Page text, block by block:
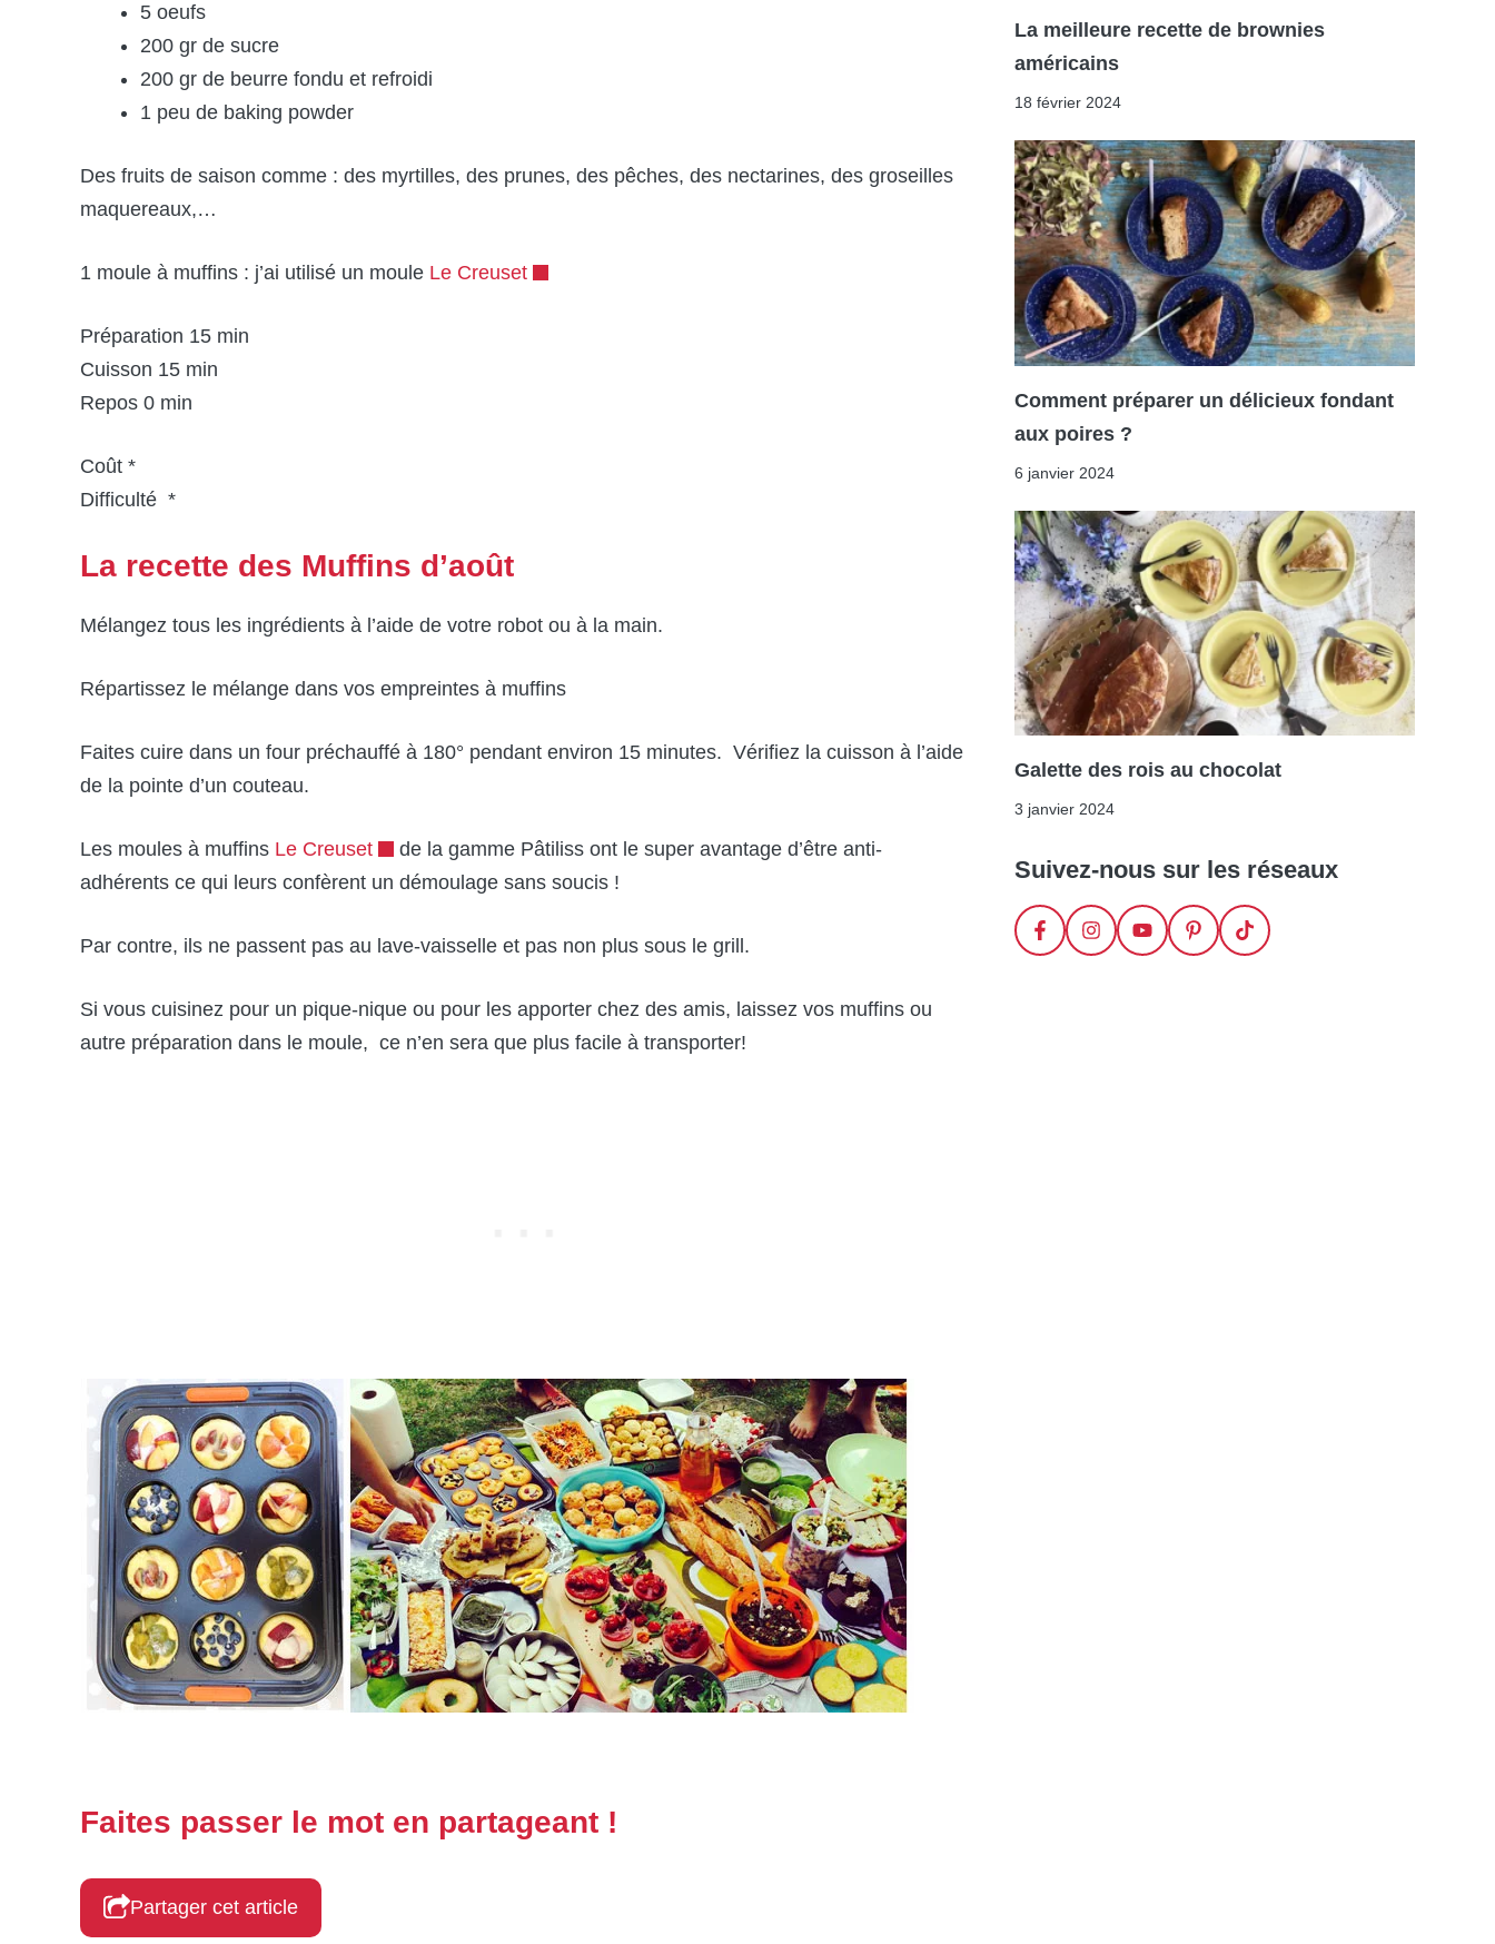
5 oeufs
200 gr de sucre
200 gr de beurre fondu et refroidi
1 peu de baking powder
Des fruits de saison comme : des myrtilles, des prunes, des pêches, des nectarines, des groseilles
maquereaux,…
1 moule à muffins : j’ai utilisé un moule Le Creuset
Préparation 15 min
Cuisson 15 min
Repos 0 min
Coût *
Difficulté *
La recette des Muffins d’août
Mélangez tous les ingrédients à l’aide de votre robot ou à la main.
Répartissez le mélange dans vos empreintes à muffins
Faites cuire dans un four préchauffé à 180° pendant environ 15 minutes. Vérifiez la cuisson à l’aide
de la pointe d’un couteau.
Les moules à muffins Le Creuset
de la gamme Pâtiliss ont le super avantage d’être anti-
adhérents ce qui leurs confèrent un démoulage sans soucis !
Par contre, ils ne passent pas au lave-vaisselle et pas non plus sous le grill.
Si vous cuisinez pour un pique-nique ou pour les apporter chez des amis, laissez vos muffins ou
autre préparation dans le moule, ce n’en sera que plus facile à transporter!
Faites passer le mot en partageant !
Partager cet article
La meilleure recette de brownies
américains
18 février 2024
Comment préparer un délicieux fondant
aux poires ?
6 janvier 2024
Galette des rois au chocolat
3 janvier 2024
Suivez-nous sur les réseaux